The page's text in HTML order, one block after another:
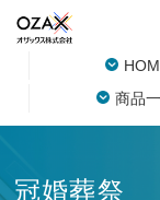
商品
冠婚葬祭